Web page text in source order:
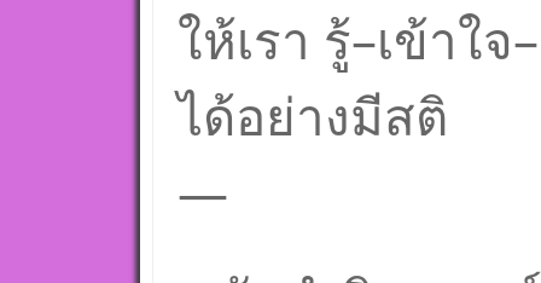
ให้เรา รู้–เข้าใ
ได้อย่างมีสติ
—